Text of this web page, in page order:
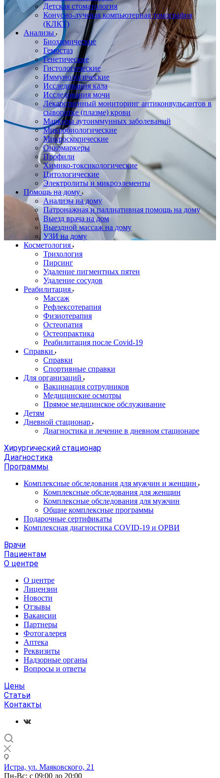
Детская стоматология
Конусно-лучевая компьютерная томография
(КЛКТ)
Анализы
Биохимические
Гемостаз
Генетические
Гистологические
Иммунологические
Исследования кала
Исследования мочи
Лекарственный мониторинг антиконвульсантов в
сыворотке (плазме) крови
Маркеры аутоиммунных заболеваний
Микробиологические
Микроскопические
Онкомаркеры
Профили
Химико-токсикологические
Цитологические
Электролиты и микроэлементы
Помощь на дому
Анализы на дому
Патронажная и паллиативная помощь на дому
Выезд врача на дом
Выездной массаж на дому
УЗИ на дому
Косметология
Трихология
Пирсинг
Удаление пигментных пятен
Удаление сосудов
Реабилитация
Массаж
Рефлексотерапия
Физиотерапия
Остеопатия
Остеопрактика
Реабилитация после Covid-19
Справки
Справки
Спортивные справки
Для организаций
Вакцинация сотрудников
Медицинские осмотры
Прямое медицинское обслуживание
Детям
Дневной стационар
Диагностика и лечение в дневном стационаре
Хирургический стационар
Диагностика
Программы
Комплексные обследования для мужчин и женщин
Комплексные обследования для женщин
Комплексные обследования для мужчин
Общие комплексные программы
Подарочные сертификаты
Комплексная диагностика COVID-19 и ОРВИ
Врачи
Пациентам
О центре
О центре
Лицензии
Новости
Отзывы
Вакансии
Партнеры
Фотогалерея
Аптека
Реквизиты
Надзорные органы
Вопросы и ответы
Цены
Статьи
Контакты
Истра, ул. Маяковского, 21
Пн-Вс: с 09:00 до 20:00